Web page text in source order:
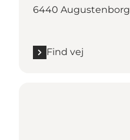
6440 Augustenborg
Find vej